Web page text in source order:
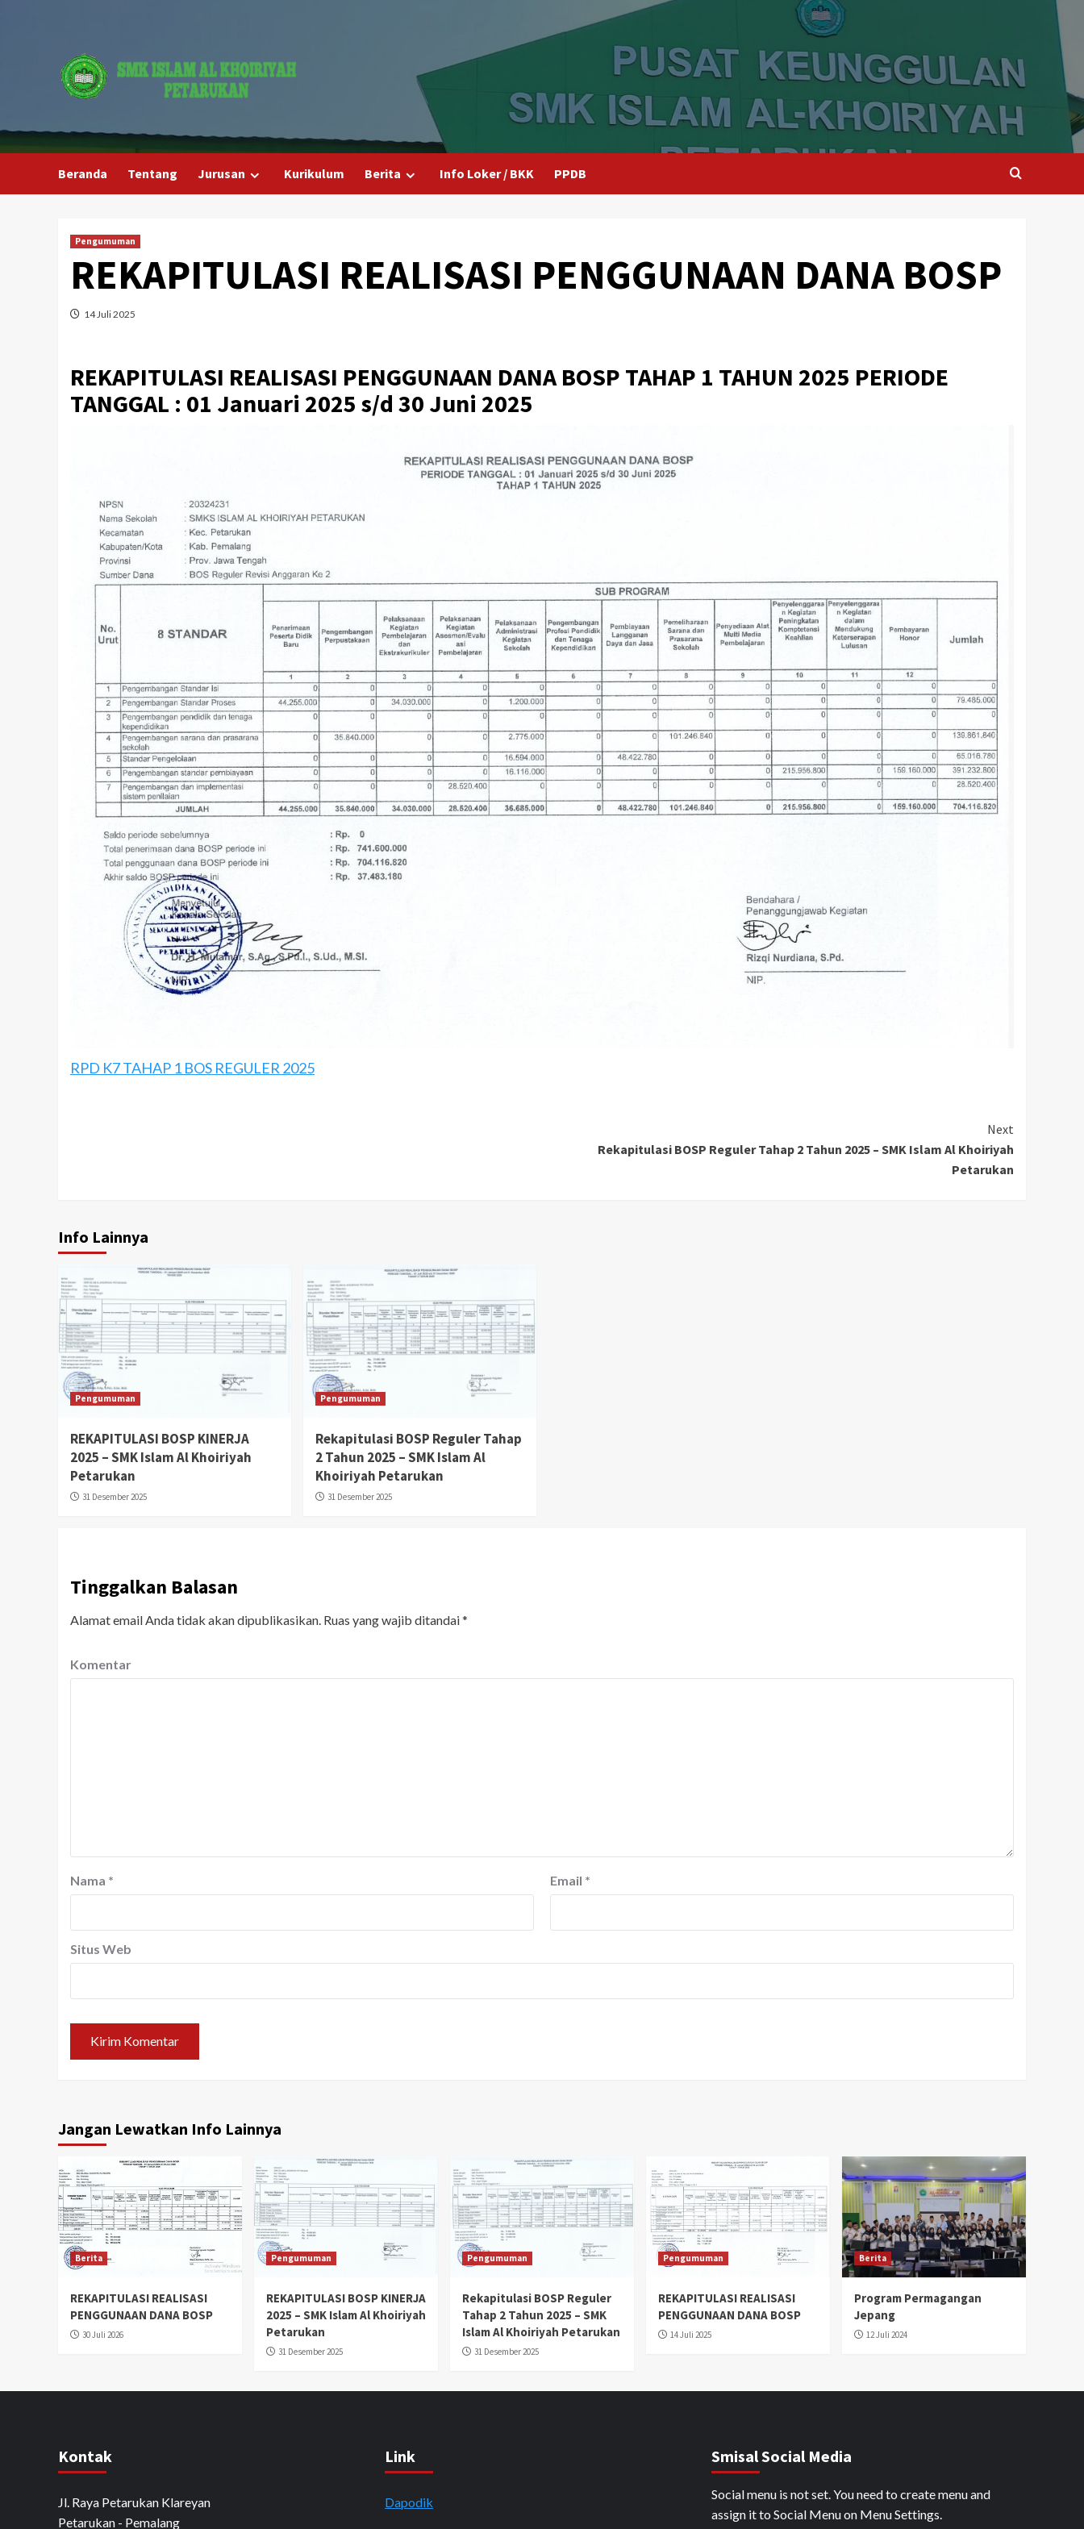
Beranda Tentang Jurusan Kurikulum Berita Info Loker / BKK PPDB
Pengumuman
REKAPITULASI REALISASI PENGGUNAAN DANA BOSP
14 Juli 2025
REKAPITULASI REALISASI PENGGUNAAN DANA BOSP TAHAP 1 TAHUN 2025 PERIODE
TANGGAL : 01 Januari 2025 s/d 30 Juni 2025
RPD K7 TAHAP 1 BOS REGULER 2025
Next
Rekapitulasi BOSP Reguler Tahap 2 Tahun 2025 – SMK Islam Al Khoiriyah
Petarukan
Info Lainnya
Pengumuman
REKAPITULASI BOSP KINERJA
2025 – SMK Islam Al Khoiriyah
Petarukan
31 Desember 2025
Pengumuman
Rekapitulasi BOSP Reguler Tahap
2 Tahun 2025 – SMK Islam Al
Khoiriyah Petarukan
31 Desember 2025
Tinggalkan Balasan
Alamat email Anda tidak akan dipublikasikan. Ruas yang wajib ditandai*
Komentar
Nama * Email *
Situs Web
Jangan Lewatkan Info Lainnya
Berita
REKAPITULASI REALISASI
PENGGUNAAN DANA BOSP
30 Juli 2026
Pengumuman
REKAPITULASI BOSP KINERJA
2025 – SMK Islam Al Khoiriyah
Petarukan
31 Desember 2025
Pengumuman
Rekapitulasi BOSP Reguler
Tahap 2 Tahun 2025 – SMK
Islam Al Khoiriyah Petarukan
31 Desember 2025
Pengumuman
REKAPITULASI REALISASI
PENGGUNAAN DANA BOSP
14 Juli 2025
Berita
Program Permagangan
Jepang
12 Juli 2024
Kontak
Jl. Raya Petarukan Klareyan
Petarukan - Pemalang
Link
Dapodik
Smisal Social Media
Social menu is not set. You need to create menu and
assign it to Social Menu on Menu Settings.